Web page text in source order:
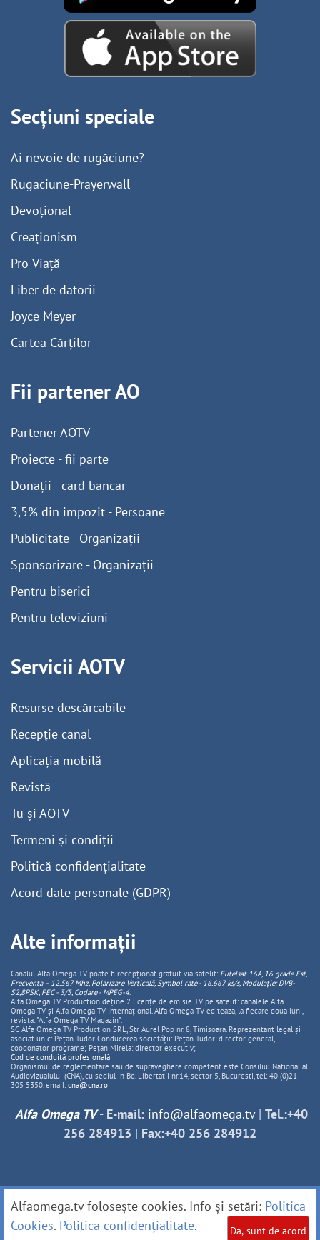
Secțiuni speciale
Ai nevoie de rugăciune?
Rugaciune-Prayerwall
Devoțional
Creaționism
Pro-Viață
Liber de datorii
Joyce Meyer
Cartea Cărților
Fii partener AO
Partener AOTV
Proiecte - fii parte
Donații - card bancar
3,5% din impozit - Persoane
Publicitate - Organizații
Sponsorizare - Organizații
Pentru biserici
Pentru televiziuni
Servicii AOTV
Resurse descărcabile
Recepție canal
Aplicația mobilă
Revistă
Tu și AOTV
Termeni și condiții
Politică confidențialitate
Acord date personale (GDPR)
Alte informații
Canalul Alfa Omega TV poate fi recepționat gratuit via satelit: Eutelsat 16A, 16 grade Est,
Frecventa – 12.567 Mhz, PolarizareVerticală, Symbol rate - 16.667 ks/s, Modulație: DVB-
S2,8PSK, FEC - 3/5, Codare - MPEG-4.
Alfa Omega TV Production deține 2 licențe de emisie TV pe satelit: canalele Alfa
Omega TV și Alfa Omega TV Internațional. Alfa Omega TV editeaza, la fiecare doua luni,
revista: "Alfa Omega TV Magazin".
SC Alfa Omega TV Production SRL, Str Aurel Pop nr. 8, Timisoara. Reprezentant legal și
asociat unic: Pețan Tudor. Conducerea societății: Pețan Tudor: director general,
coodonator programe; Pețan Mirela: director executiv;
Cod de conduită profesională
Organismul de reglementare sau de supraveghere competent este Consiliul National al
Audiovizualului (CNA), cu sediul in Bd. Libertatii nr.14, sector 5, Bucuresti, tel: 40 (0)21
305 5350, email: cna@cna.ro
Alfa Omega TV- E-mail: info@alfaomega.tv| Tel.:+40
256 284913 | Fax:+40 256 284912
Alfaomega.tv folosește cookies. Info și setări: Politica
Cookies. Politica confidențialitate. Da, sunt de acord